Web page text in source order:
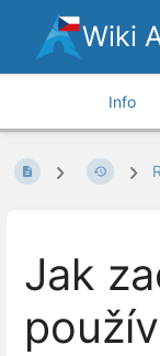
Wiki
Info
Jak